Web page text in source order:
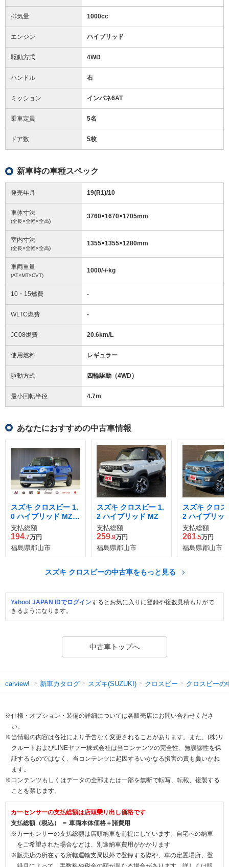
排気量 1000cc
エンジン ハイブリッド
駆動方式 4WD
ハンドル 右
ミッション インパネ6AT
乗車定員 5名
ドア数 5枚
新車時の車種スペック
発売年月 19(R1)/10
車体寸法
(全長×全幅×全高)
3760×1670×1705mm
室内寸法
(全長×全幅×全高)
1355×1355×1280mm
車両重量
(AT×MT×CVT)
1000/-/-kg
10・15燃費 -
WLTC燃費 -
JC08燃費 20.6km/L
使用燃料 レギュラー
駆動方式 四輪駆動（4WD）
最小回転半径 4.7m
あなたにおすすめの中古車情報
スズキ クロスビー 1.
0 ハイブリッド MZ 4
WD
支払総額
194.7万円
福島県郡山市
スズキ クロスビー 1.
2 ハイブリッド MZ
支払総額
259.9万円
福島県郡山市
スズキ クロ
2 ハイブリッ
支払総額
261.5万円
福島県郡山市
スズキ クロスビーの中古車をもっと見る
Yahoo! JAPAN IDでログインするとお気に入りに登録や複数見積もりがで
きるようになります。
中古車トップへ
carview! 新車カタログ スズキ(SUZUKI) クロスビー クロスビーの
※仕様・オプション・装備の詳細については各販売店にお問い合わせくださ
い。
※当情報の内容は各社により予告なく変更されることがあります。また、(株)リ
クルートおよびLINEヤフー株式会社は当コンテンツの完全性、無誤謬性を保
証するものではなく、当コンテンツに起因するいかなる損害の責も負いかね
ます。
※コンテンツもしくはデータの全部または一部を無断で転写、転載、複製する
ことを禁じます。
カーセンサーの支払総額は店頭乗り出し価格です
支払総額（税込） ＝ 車両本体価格＋諸費用
※カーセンサーの支払総額は店頭納車を前提にしています。自宅への納車
をご希望された場合などは、別途納車費用がかかります
※販売店の所在する所轄運輸支局以外で登録する際や、車の定置場所、登